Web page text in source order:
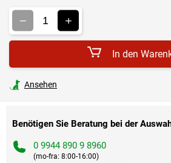
In den
Ansehen
Benötigen Sie Beratung bei der
0 9944 890 9 8960
(mo-fra: 8:00-16:00)